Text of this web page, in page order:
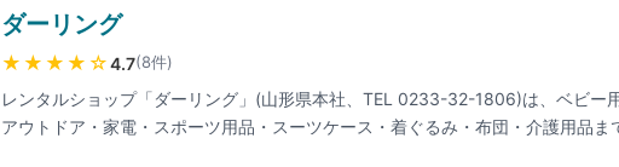
ダーリング
★★★★ ☆4.7(8件)
レンタルショップ「ダーリング」(山形県本社、TEL 0233-32-1806)は、ベビー
アウトドア・家電・スポーツ用品・スーツケース・着ぐるみ・布団・介護用品ま